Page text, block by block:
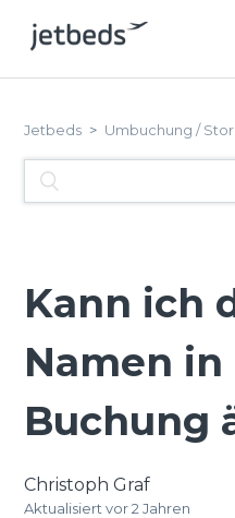
Jetbeds Umbuchung /
Kann ich
Namen in
Buchung
Christoph Graf
Aktualisiertvor 2 Jahren